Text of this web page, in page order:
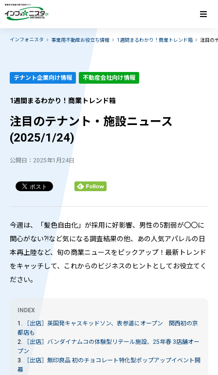
インフォニスタ 事業用不動産お役立ち情報 1週間まるわかり！商業トレンド箱 注目の
テナント企業向け情報 不動産会社向け情報
1週間まるわかり！商業トレンド箱
注目のテナント・施設ニュース
(2025/1/24)
公開日：2025年1月24日
今週は、「髪色自由化」が採用に好影響、男性の5割弱が〇〇に
関心がない?!など気になる調査結果の他、あの人気アパレルの日
本再上陸など、旬の商業ニュースをピックアップ！最新トレンド
をキャッチして、これからのビジネスのヒントとしてお役立てく
ださい。
INDEX
1.
［出店］ 英国発キャスキッドソン、表参道にオープン 関西初の京
都店も
2.
［出店］ バンダイナムコの体験型リテール施設、25年春 3店舗オー
プン
3.
［出店］ 無印良品 初のチョコレート特化型ポップアップイベント開
幕